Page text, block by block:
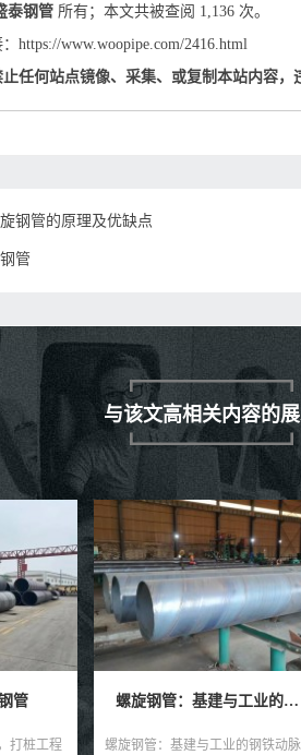
泰钢管 所有；本文共被查阅 1,136 次。
https://www.woopipe.com/2416.html
任何站点镜像、采集、或复制本站内容，
钢管的原理及优缺点
管
与该文高相关内容的
铁动脉 螺
埋地排污水用防腐螺旋钢管
埋地排污水用防腐螺旋钢管：环